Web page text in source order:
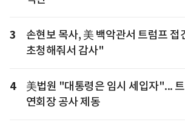
3
손현보 목사, 美 백악관서 트럼프 접
초청해줘서 감사"
4
美법원 "대통령은 임시 세입자"...
연회장 공사 제동